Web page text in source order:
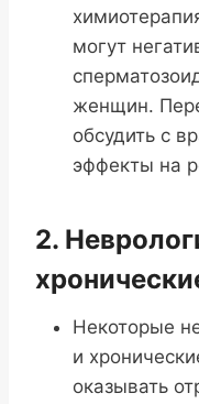
могут
женщин.
обсудить с
эффекты на
2.
Некоторые
и
оказывать